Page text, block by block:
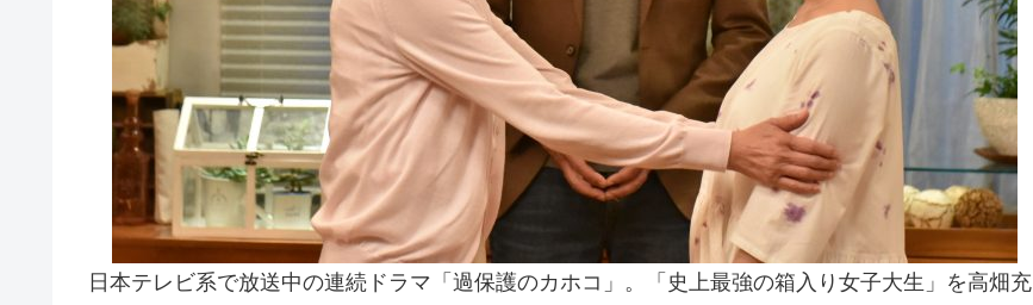
日本テレビ系で放送中の連続ドラマ「過保護のカホコ」。「史上最強の箱入り女子大生」を高畑充